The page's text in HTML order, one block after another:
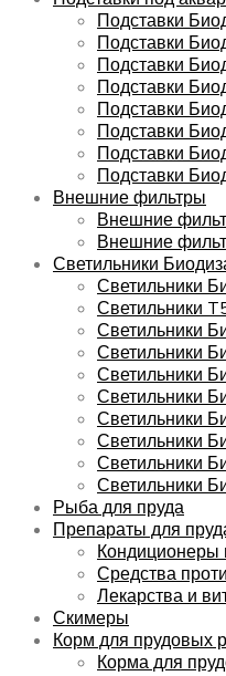
Подставки
Подставки
Подставки
Подставки
Подставки
Подставки
Подставки
Подставки
Внешние фильтры
Внешние
Внешние
Светильники
Светильники
Светильники
Светильники
Светильники
Светильники
Светильники
Светильники
Светильники
Светильники
Светильники
Рыба для пруда
Препараты для
Кондиционеры
Средства
Лекарства и
Скимеры
Корм для прудовых
Корма для